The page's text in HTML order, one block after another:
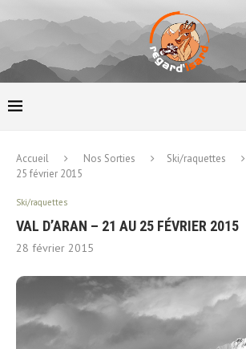
Accueil Nos Sorties Ski/raquettes
25 février 2015
Ski/raquettes
VAL D’ARAN – 21 AU 25 FÉVRIER 2015
28 février 2015